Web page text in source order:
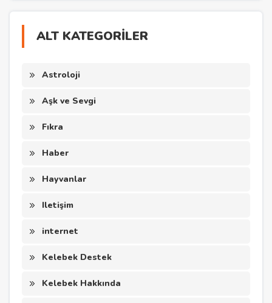
ALT KATEGORİLER
Astroloji
Aşk ve Sevgi
Fıkra
Haber
Hayvanlar
Iletişim
internet
Kelebek Destek
Kelebek Hakkında